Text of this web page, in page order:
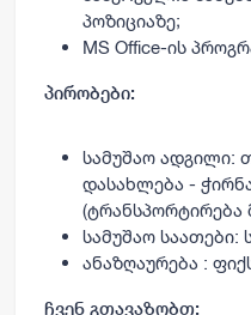
პოზიციაზე;
MS Office-ის
პირობები:
სამუშაო ადგილი:
დასახლება -
(ტრანსპორტირება
სამუშაო საათები:
ანაზღაურება :
ჩვენ გთავაზობთ: